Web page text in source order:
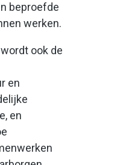
beproefde
werken.
ook de
en
en